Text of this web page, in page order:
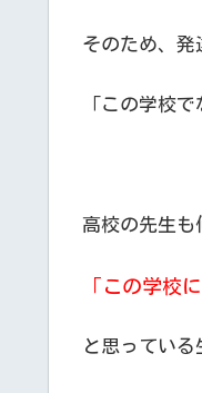
そのため、発
「この学校
高校の先生も
「この学校
と思っている